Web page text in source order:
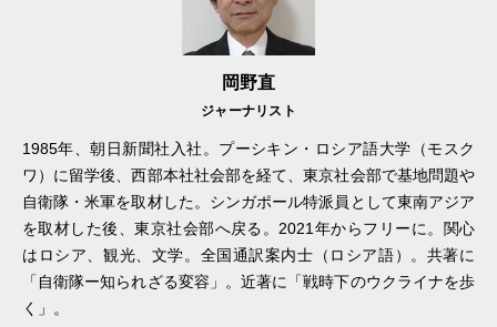
岡野直
ジャーナリスト
1985年、朝日新聞社入社。プーシキン・ロシア語大学（モスク
ワ）に留学後、西部本社社会部を経て、東京社会部で基地問題や
自衛隊・米軍を取材した。シンガポール特派員として東南アジア
を取材した後、東京社会部へ戻る。2021年からフリーに。関心
はロシア、観光、文学。全国通訳案内士（ロシア語）。共著に
「自衛隊ー知られざる変容」。近著に「戦時下のウクライナを歩
く」。